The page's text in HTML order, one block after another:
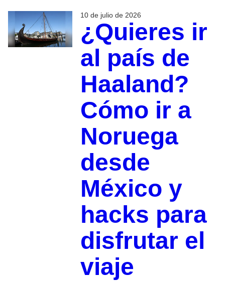
10 de julio de 2026
¿Quieres ir
al país de
Haaland?
Cómo ir a
Noruega
desde
México y
hacks para
disfrutar el
viaje